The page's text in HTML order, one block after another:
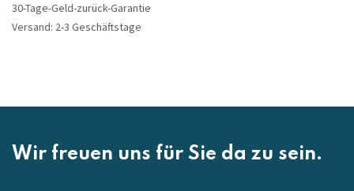
30-Tage-Geld-zurück-Garantie
Versand: 2-3 Geschäftstage
Wir freuen uns für Sie da zu sein.